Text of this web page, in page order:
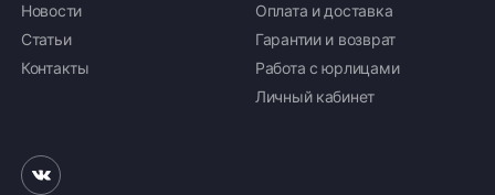
Новости
Статьи
Контакты
Оплата и доставка
Гарантии и возврат
Работа с юрлицами
Личный кабинет